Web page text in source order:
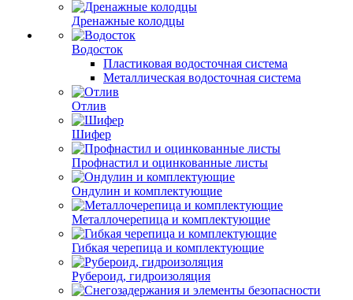
Дренажные колодцы
Водосток
Пластиковая водосточная система
Металлическая водосточная система
Отлив
Шифер
Профнастил и оцинкованные листы
Ондулин и комплектующие
Металлочерепица и комплектующие
Гибкая черепица и комплектующие
Рубероид, гидроизоляция